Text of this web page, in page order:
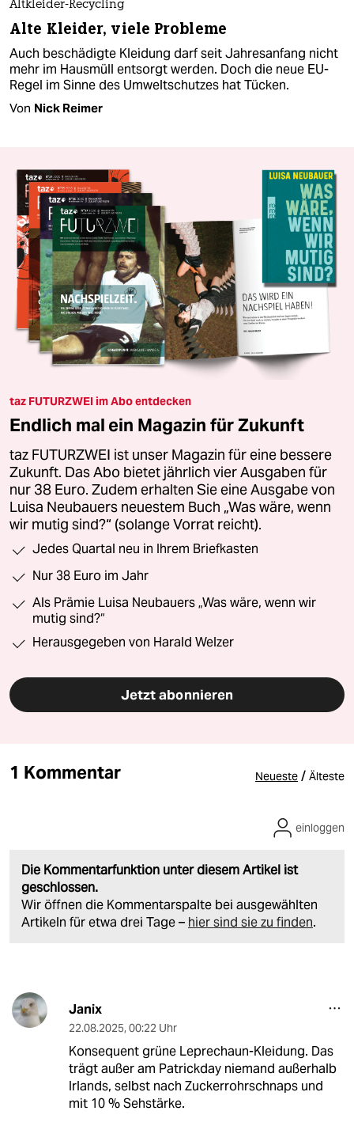
Altkleider-Recycling
Alte Kleider, viele Probleme
Auch beschädigte Kleidung darf seit Jahresanfang nicht
mehr im Hausmüll entsorgt werden. Doch die neue EU-
Regel im Sinne des Umweltschutzes hat Tücken.
Von Nick Reimer
taz FUTURZWEI im Abo entdecken
Endlich mal ein Magazin für Zukunft
taz FUTURZWEI ist unser Magazin für eine bessere
Zukunft. Das Abo bietet jährlich vier Ausgaben für
nur 38 Euro. Zudem erhalten Sie eine Ausgabe von
Luisa Neubauers neuestem Buch „Was wäre, wenn
wir mutig sind?“ (solange Vorrat reicht).
Jedes Quartal neu in Ihrem Briefkasten
Nur 38 Euro im Jahr
Als Prämie Luisa Neubauers „Was wäre, wenn wir
mutig sind?“
Herausgegeben von Harald Welzer
Jetzt abonnieren
1 Kommentar Neueste / Älteste
Die Kommentarfunktion unter diesem Artikel ist
geschlossen.
Wir öffnen die Kommentarspalte bei ausgewählten
Artikeln für etwa drei Tage – hier sind sie zu finden.
einloggen
Janix
22.08.2025, 00:22 Uhr
Konsequent grüne Leprechaun-Kleidung. Das
trägt außer am Patrickday niemand außerhalb
Irlands, selbst nach Zuckerrohrschnaps und
mit 10 % Sehstärke.